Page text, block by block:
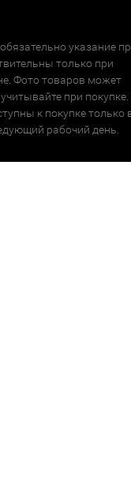
указание
только при
Фото товаров может
при покупке.
к покупке только
рабочий день.